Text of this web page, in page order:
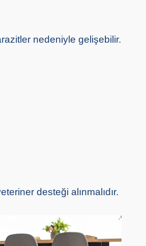
nedeniyle gelişebilir.
desteği alınmalıdır.